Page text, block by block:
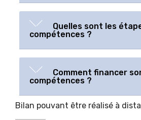
Quelles sont les
compétences ?
Comment financer
compétences ?
Bilan pouvant être réalisé à